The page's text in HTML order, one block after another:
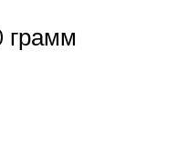
грамм